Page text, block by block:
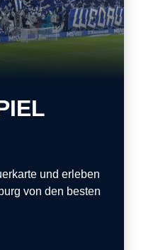
und erleben
von den besten